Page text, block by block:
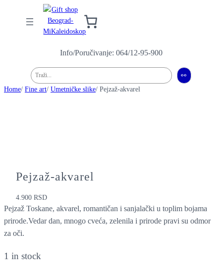
Info/Poručivanje: 064/12-95-900
Pretraga 👀
Home/ Fine art/ Umetničke slike/ Pejzaž-akvarel
Pejzaž-akvarel
4.900RSD
Pejzaž Toskane, akvarel, romantičan i sanjalački u toplim bojama
prirode.Vedar dan, mnogo cveća, zelenila i prirode pravi su odmor
za oči.
1 in stock